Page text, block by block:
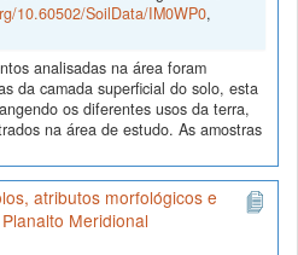
10.60502/SoilData/IM0WP0,
analisadas na área foram
da camada superficial do solo, esta
os diferentes usos da terra,
na área de estudo. As amostras
atributos morfológicos e
Meridional